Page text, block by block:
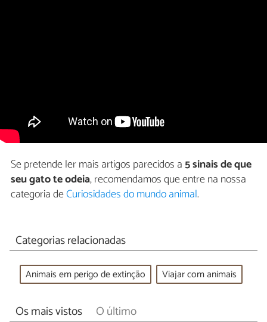
Se pretende ler mais artigos parecidos a5 sinais de que
seu gato te odeia, recomendamos que entre na nossa
categoria deCuriosidades do mundo animal.
Categorias relacionadas
Animais em perigo de extinção Viajar com animais
Os mais vistos O último